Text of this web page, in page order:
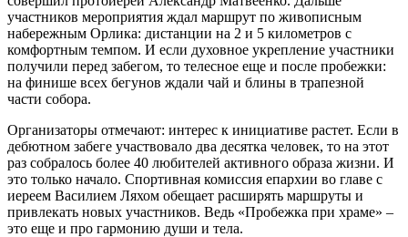
участников мероприятия ждал маршрут по живописным
набережным Орлика: дистанции на 2 и 5 километров с
комфортным темпом. И если духовное укрепление участники
получили перед забегом, то телесное еще и после пробежки:
на финише всех бегунов ждали чай и блины в трапезной
части собора.
Организаторы отмечают: интерес к инициативе растет. Если в
дебютном забеге участвовало два десятка человек, то на этот
раз собралось более 40 любителей активного образа жизни. И
это только начало. Спортивная комиссия епархии во главе с
иереем Василием Ляхом обещает расширять маршруты и
привлекать новых участников. Ведь «Пробежка при храме» –
это еще и про гармонию души и тела.